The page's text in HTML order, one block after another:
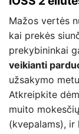
Mažos vertės
kai prekės
prekybininkai
veikianti
užsakymo
Atkreipkite
muito
(kvepalams), ir